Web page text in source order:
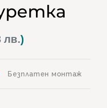
лв.)
Безплатен монтаж